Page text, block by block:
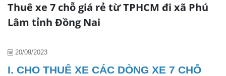
Thuê xe 7 chỗ giá rẻ từ TPHCM đi xã Phú
Lâm tỉnh Đồng Nai
20/09/2023
I. CHO THUÊ XE CÁC DÒNG XE 7 CHỖ